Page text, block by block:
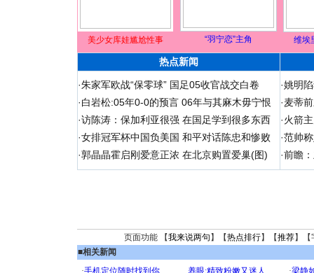
美少女库娃尴尬性事 “羽宁恋”主角 维埃
热点新闻
·朱家军欧战“保零球” 国足05收官战交白卷
·白岩松:05年0-0的预言 06年与其麻木毋宁恨
·访陈涛：保加利亚很强 在国足学到很多东西
·女排冠军杯中国负美国 和平对话陈忠和惨败
·郭晶晶霍启刚爱意正浓 在北京购置爱巢(图)
·姚明
·麦蒂
·火箭
·范帅
·前瞻
页面功能 【我来说两句 】【热点排行】【推荐】【
■相关新闻